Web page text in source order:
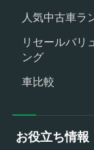
人気中古車ラ
リセールバリ
ング
車比較
お役立ち情報